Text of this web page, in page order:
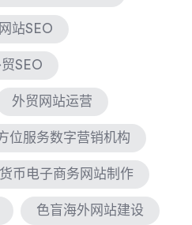
站SEO
SEO
外贸网站运营
位服务数字营销机构
币电子商务网站制作
色盲海外网站建设